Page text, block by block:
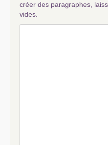
créer des paragraphes,
vides.